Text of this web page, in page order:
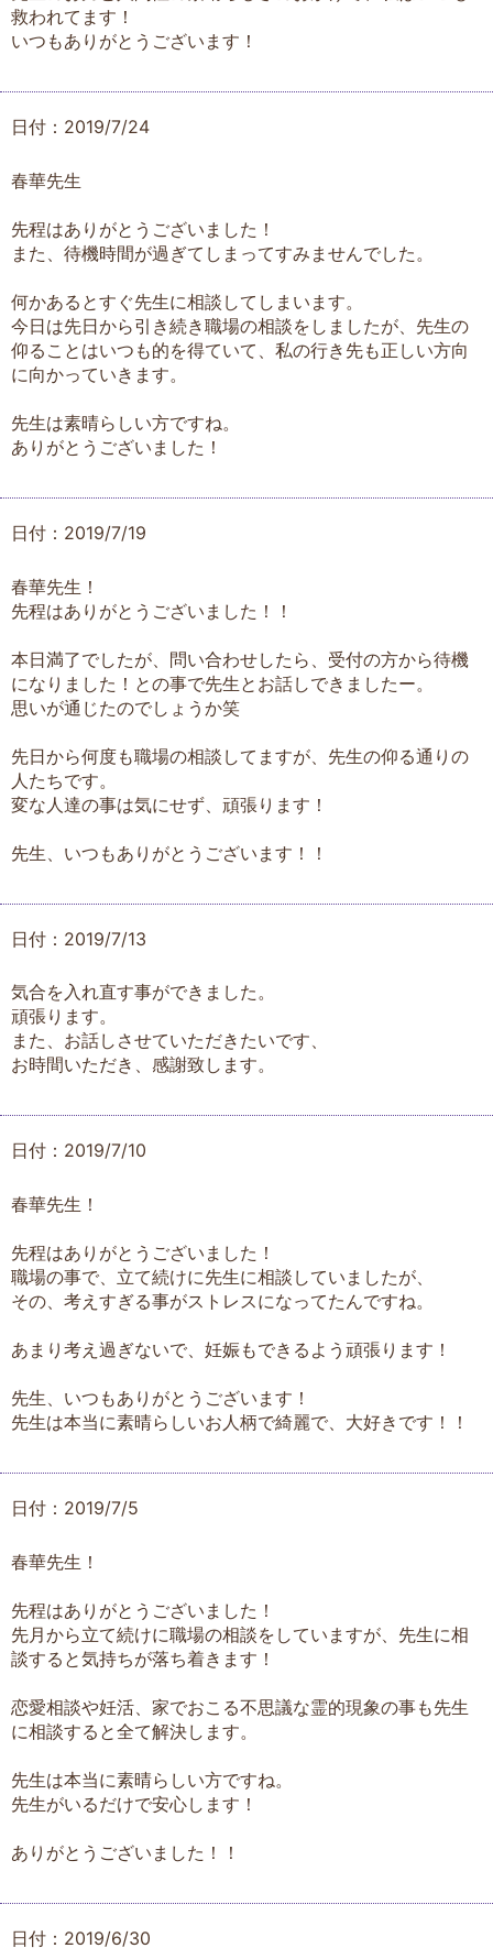
救われてます！
いつもありがとうございます！
日付：2019/7/24
春華先生
先程はありがとうございました！
また、待機時間が過ぎてしまってすみませんでした。
何かあるとすぐ先生に相談してしまいます。
今日は先日から引き続き職場の相談をしましたが、先生の
仰ることはいつも的を得ていて、私の行き先も正しい方向
に向かっていきます。
先生は素晴らしい方ですね。
ありがとうございました！
日付：2019/7/19
春華先生！
先程はありがとうございました！！
本日満了でしたが、問い合わせしたら、受付の方から待機
になりました！との事で先生とお話しできましたー。
思いが通じたのでしょうか笑
先日から何度も職場の相談してますが、先生の仰る通りの
人たちです。
変な人達の事は気にせず、頑張ります！
先生、いつもありがとうございます！！
日付：2019/7/13
気合を入れ直す事ができました。
頑張ります。
また、お話しさせていただきたいです、
お時間いただき、感謝致します。
日付：2019/7/10
春華先生！
先程はありがとうございました！
職場の事で、立て続けに先生に相談していましたが、
その、考えすぎる事がストレスになってたんですね。
あまり考え過ぎないで、妊娠もできるよう頑張ります！
先生、いつもありがとうございます！
先生は本当に素晴らしいお人柄で綺麗で、大好きです！！
日付：2019/7/5
春華先生！
先程はありがとうございました！
先月から立て続けに職場の相談をしていますが、先生に相
談すると気持ちが落ち着きます！
恋愛相談や妊活、家でおこる不思議な霊的現象の事も先生
に相談すると全て解決します。
先生は本当に素晴らしい方ですね。
先生がいるだけで安心します！
ありがとうございました！！
日付：2019/6/30